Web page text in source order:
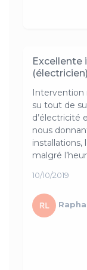
Excellente
(électricien)
Intervention
su tout de
d’électricité
nous
malgré
10/10/2019